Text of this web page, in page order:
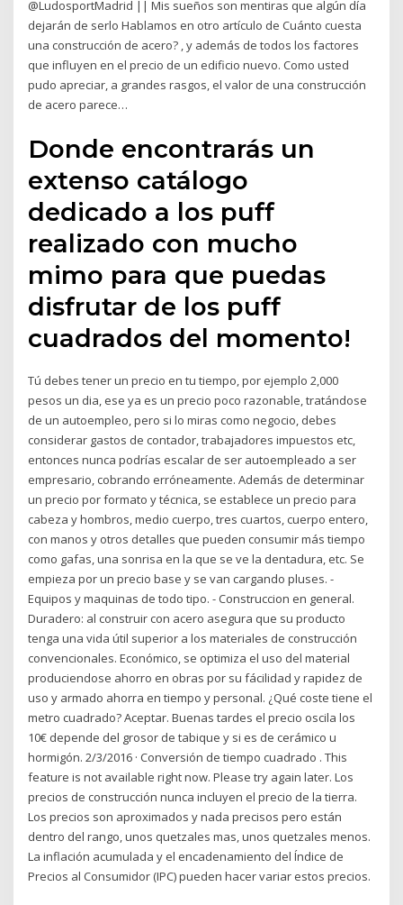
@LudosportMadrid || Mis sueños son mentiras que algún día
dejarán de serlo Hablamos en otro artículo de Cuánto cuesta
una construcción de acero? , y además de todos los factores
que influyen en el precio de un edificio nuevo. Como usted
pudo apreciar, a grandes rasgos, el valor de una construcción
de acero parece…
Donde encontrarás un
extenso catálogo
dedicado a los puff
realizado con mucho
mimo para que puedas
disfrutar de los puff
cuadrados del momento!
Tú debes tener un precio en tu tiempo, por ejemplo 2,000
pesos un dia, ese ya es un precio poco razonable, tratándose
de un autoempleo, pero si lo miras como negocio, debes
considerar gastos de contador, trabajadores impuestos etc,
entonces nunca podrías escalar de ser autoempleado a ser
empresario, cobrando erróneamente. Además de determinar
un precio por formato y técnica, se establece un precio para
cabeza y hombros, medio cuerpo, tres cuartos, cuerpo entero,
con manos y otros detalles que pueden consumir más tiempo
como gafas, una sonrisa en la que se ve la dentadura, etc. Se
empieza por un precio base y se van cargando pluses. -
Equipos y maquinas de todo tipo. - Construccion en general.
Duradero: al construir con acero asegura que su producto
tenga una vida útil superior a los materiales de construcción
convencionales. Económico, se optimiza el uso del material
produciendose ahorro en obras por su fácilidad y rapidez de
uso y armado ahorra en tiempo y personal. ¿Qué coste tiene el
metro cuadrado? Aceptar. Buenas tardes el precio oscila los
10€ depende del grosor de tabique y si es de cerámico u
hormigón. 2/3/2016 · Conversión de tiempo cuadrado . This
feature is not available right now. Please try again later. Los
precios de construcción nunca incluyen el precio de la tierra.
Los precios son aproximados y nada precisos pero están
dentro del rango, unos quetzales mas, unos quetzales menos.
La inflación acumulada y el encadenamiento del Índice de
Precios al Consumidor (IPC) pueden hacer variar estos precios.